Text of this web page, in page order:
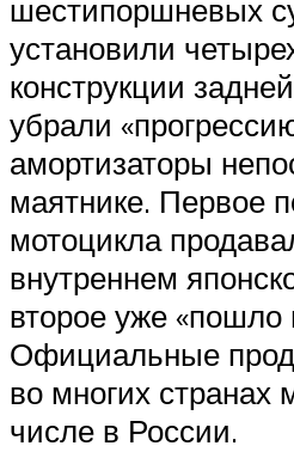
шестипоршневых
установили
конструкции
убрали
амортизаторы
маятнике. Первое
мотоцикла
внутреннем
второе уже «пошло
Официальные
во многих странах
числе в России.